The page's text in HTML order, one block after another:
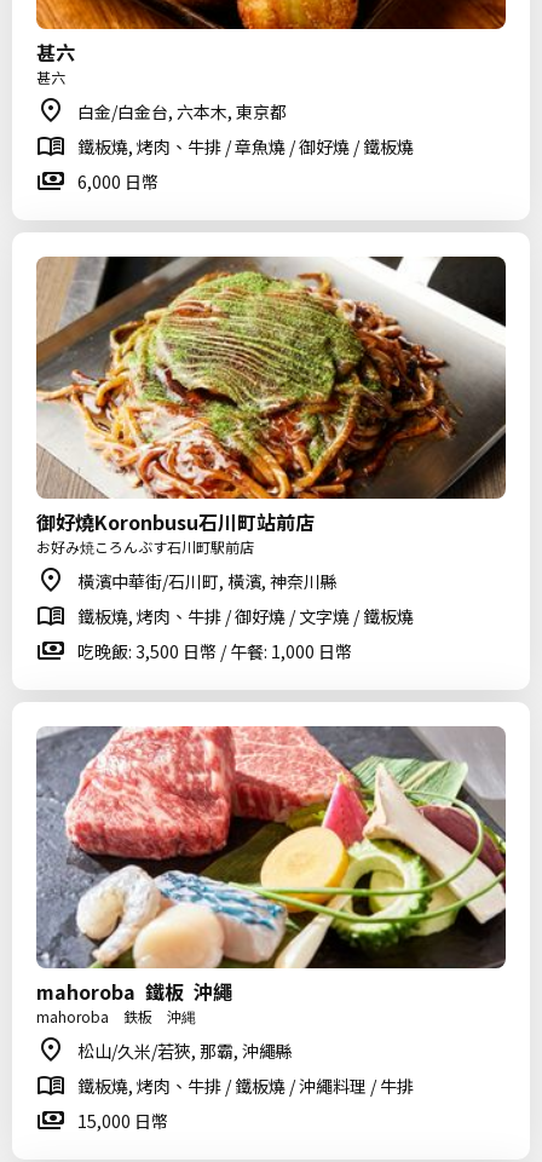
甚六
甚六
白金/白金台, 六本木, 東京都
鐵板燒, 烤肉、牛排 / 章魚燒 / 御好燒 / 鐵板燒
6,000 日幣
御好燒Koronbusu石川町站前店
お好み焼ころんぶす石川町駅前店
橫濱中華街/石川町, 橫濱, 神奈川縣
鐵板燒, 烤肉、牛排 / 御好燒 / 文字燒 / 鐵板燒
吃晚飯: 3,500 日幣 / 午餐: 1,000 日幣
mahoroba 鐵板 沖繩
mahoroba 鉄板 沖縄
松山/久米/若狹, 那霸, 沖繩縣
鐵板燒, 烤肉、牛排 / 鐵板燒 / 沖繩料理 / 牛排
15,000 日幣